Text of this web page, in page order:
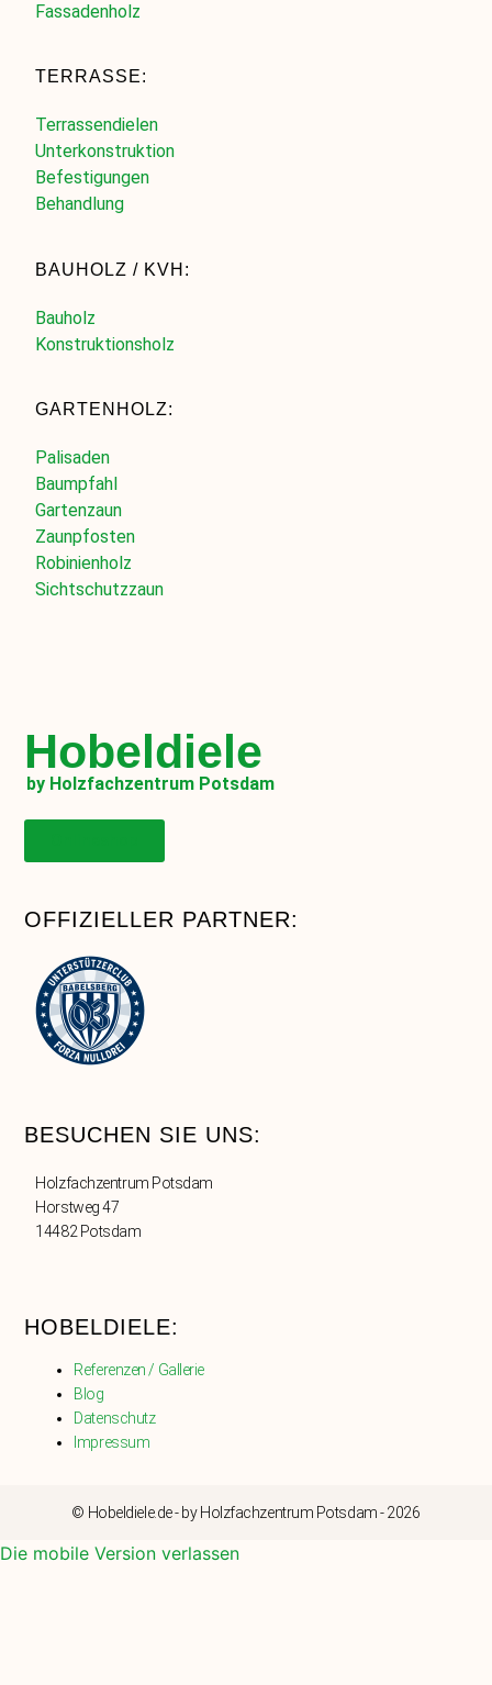
Fassadenholz
TERRASSE:
Terrassendielen
Unterkonstruktion
Befestigungen
Behandlung
BAUHOLZ / KVH:
Bauholz
Konstruktionsholz
GARTENHOLZ:
Palisaden
Baumpfahl
Gartenzaun
Zaunpfosten
Robinienholz
Sichtschutzzaun
Hobeldiele
by Holzfachzentrum Potsdam
OFFIZIELLER PARTNER:
BESUCHEN SIE UNS:
Holzfachzentrum Potsdam
Horstweg 47
14482 Potsdam
HOBELDIELE:
Referenzen / Gallerie
Blog
Datenschutz
Impressum
© Hobeldiele.de - by Holzfachzentrum Potsdam - 2026
Die mobile Version verlassen